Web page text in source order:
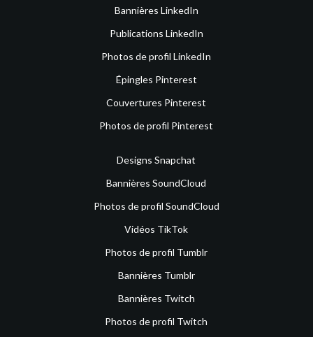
Bannières LinkedIn
Publications LinkedIn
Photos de profil LinkedIn
Épingles Pinterest
Couvertures Pinterest
Photos de profil Pinterest
Designs Snapchat
Bannières SoundCloud
Photos de profil SoundCloud
Vidéos TikTok
Photos de profil Tumblr
Bannières Tumblr
Bannières Twitch
Photos de profil Twitch